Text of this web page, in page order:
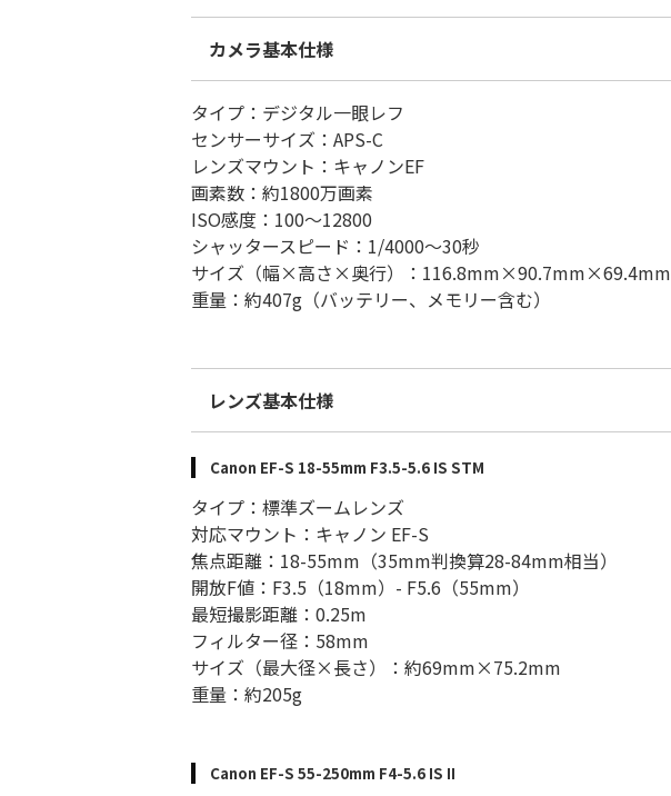
カメラ基本仕様
タイプ：デジタル一眼レフ
センサーサイズ：APS-C
レンズマウント：キャノンEF
画素数：約1800万画素
ISO感度：100～12800
シャッタースピード：1/4000～30秒
サイズ（幅×高さ×奥行）：116.8mm×90.7mm×69.4mm
重量：約407g（バッテリー、メモリー含む）
レンズ基本仕様
Canon EF-S 18-55mm F3.5-5.6 IS STM
タイプ：標準ズームレンズ
対応マウント：キャノン EF-S
焦点距離：18-55mm（35mm判換算28-84mm相当）
開放F値：F3.5（18mm）- F5.6（55mm）
最短撮影距離：0.25m
フィルター径：58mm
サイズ（最大径×長さ）：約69mm×75.2mm
重量：約205g
Canon EF-S 55-250mm F4-5.6 IS II